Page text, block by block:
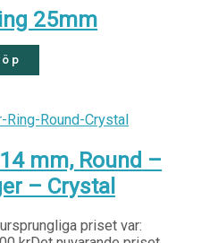
25mm
mm, Round –
– Crystal
priset var: